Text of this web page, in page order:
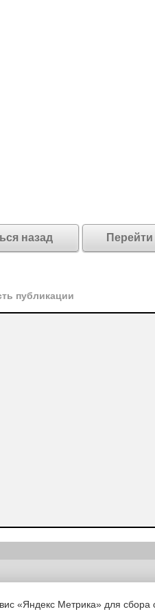
назад
публикации
Copyright (c) |Вестник
«Яндекс Метрика» для